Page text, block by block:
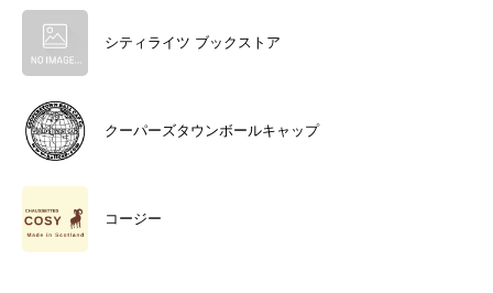
シティライツ ブックストア
クーパーズタウンボールキャップ
コージー